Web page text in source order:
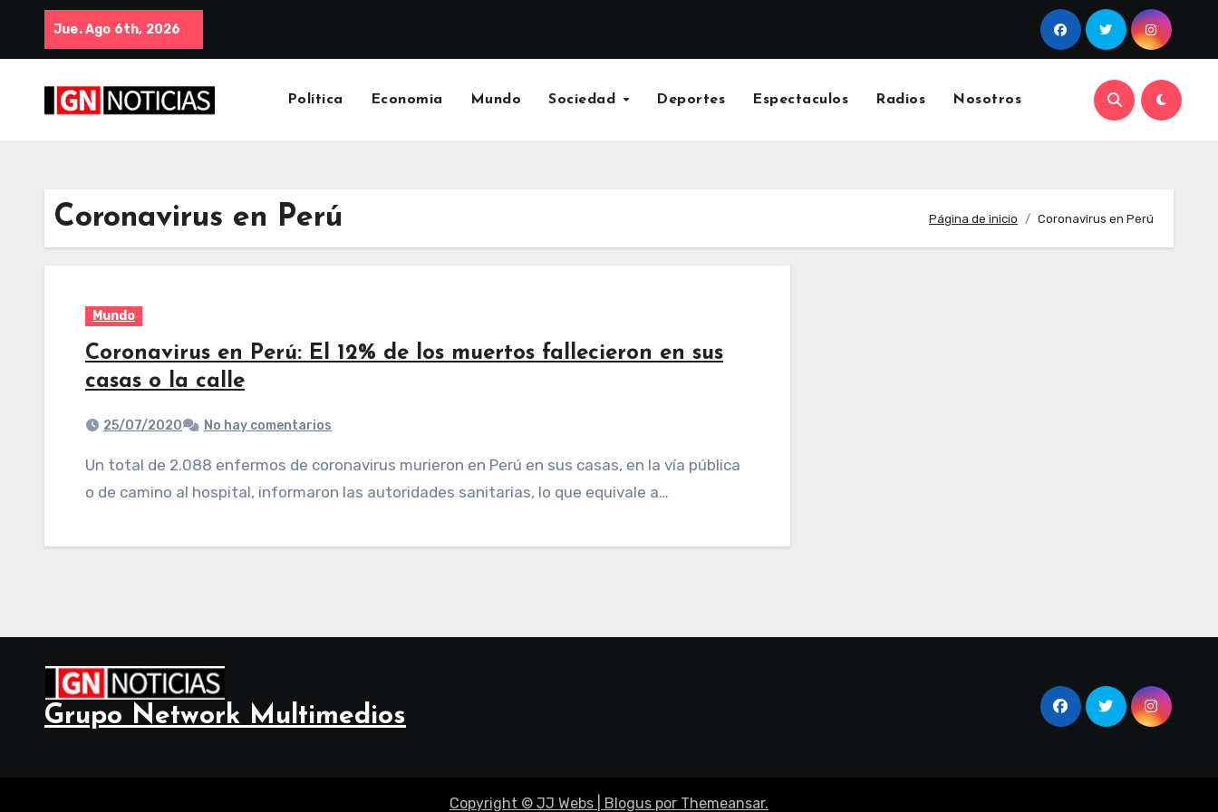
Jue. Ago 6th, 2026
Política Economia Mundo Sociedad Deportes Espectaculos Radios Nosotros
Coronavirus en Perú Página de inicio Coronavirus en Perú
Mundo
Coronavirus en Perú: El 12% de los muertos fallecieron en sus
casas o la calle
25/07/2020 No hay comentarios
Un total de 2.088 enfermos de coronavirus murieron en Perú en sus casas, en la vía pública
o de camino al hospital, informaron las autoridades sanitarias, lo que equivale a…
Grupo Network Multimedios
Copyright © JJ Webs Blogus por Themeansar.